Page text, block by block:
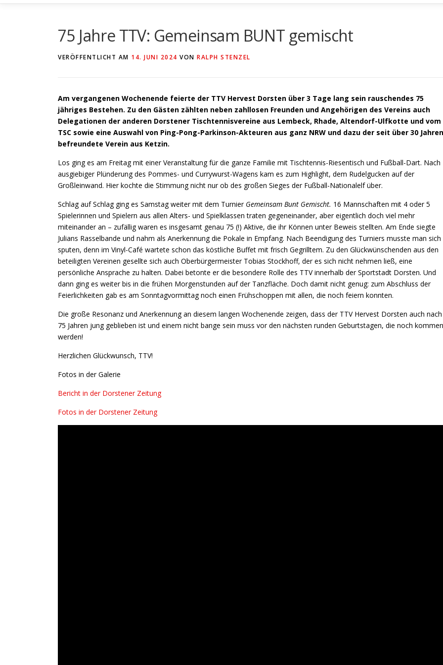
75 Jahre TTV: Gemeinsam BUNT gemischt
VERÖFFENTLICHT AM 14. JUNI 2024 VON RALPH STENZEL
Am vergangenen Wochenende feierte der TTV Hervest Dorsten über 3 Tage lang sein rauschendes 75
jähriges Bestehen. Zu den Gästen zählten neben zahllosen Freunden und Angehörigen des Vereins auch
Delegationen der anderen Dorstener Tischtennisvereine aus Lembeck, Rhade, Altendorf-Ulfkotte und vom
TSC sowie eine Auswahl von Ping-Pong-Parkinson-Akteuren aus ganz NRW und dazu der seit über 30 Jahren
befreundete Verein aus Ketzin.
Los ging es am Freitag mit einer Veranstaltung für die ganze Familie mit Tischtennis-Riesentisch und Fußball-Dart. Nach
ausgiebiger Plünderung des Pommes- und Currywurst-Wagens kam es zum Highlight, dem Rudelgucken auf der
Großleinwand. Hier kochte die Stimmung nicht nur ob des großen Sieges der Fußball-Nationalelf über.
Schlag auf Schlag ging es Samstag weiter mit dem Turnier Gemeinsam Bunt Gemischt. 16 Mannschaften mit 4 oder 5
Spielerinnen und Spielern aus allen Alters- und Spielklassen traten gegeneinander, aber eigentlich doch viel mehr
miteinander an – zufällig waren es insgesamt genau 75 (!) Aktive, die ihr Können unter Beweis stellten. Am Ende siegte
Julians Rasselbande und nahm als Anerkennung die Pokale in Empfang. Nach Beendigung des Turniers musste man sich
sputen, denn im Vinyl-Café wartete schon das köstliche Buffet mit frisch Gegrilltem. Zu den Glückwünschenden aus den
beteiligten Vereinen gesellte sich auch Oberbürgermeister Tobias Stockhoff, der es sich nicht nehmen ließ, eine
persönliche Ansprache zu halten. Dabei betonte er die besondere Rolle des TTV innerhalb der Sportstadt Dorsten. Und
dann ging es weiter bis in die frühen Morgenstunden auf der Tanzfläche. Doch damit nicht genug: zum Abschluss der
Feierlichkeiten gab es am Sonntagvormittag noch einen Frühschoppen mit allen, die noch feiern konnten.
Die große Resonanz und Anerkennung an diesem langen Wochenende zeigen, dass der TTV Hervest Dorsten auch nach
75 Jahren jung geblieben ist und einem nicht bange sein muss vor den nächsten runden Geburtstagen, die noch kommen
werden!
Herzlichen Glückwunsch, TTV!
Fotos in der Galerie
Bericht in der Dorstener Zeitung
Fotos in der Dorstener Zeitung